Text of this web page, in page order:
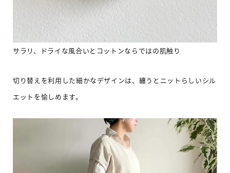
サラリ、ドライな風合いとコットンならではの肌触り
切り替えを利用した細かなデザインは、纏うとニットらしいシル
エットを愉しめます。